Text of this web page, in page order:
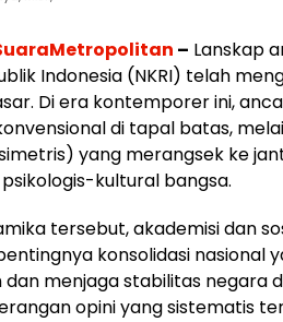
– Lanskap
Indonesia (NKRI) telah
Di era kontemporer ini,
di tapal batas,
yang merangsek ke
kultural bangsa.
tersebut, akademisi dan
konsolidasi nasional
menjaga stabilitas negara
opini yang sistematis